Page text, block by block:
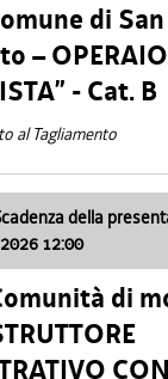
di
– OPERAIO
- Cat. B
al Tagliamento
della
12:00
di